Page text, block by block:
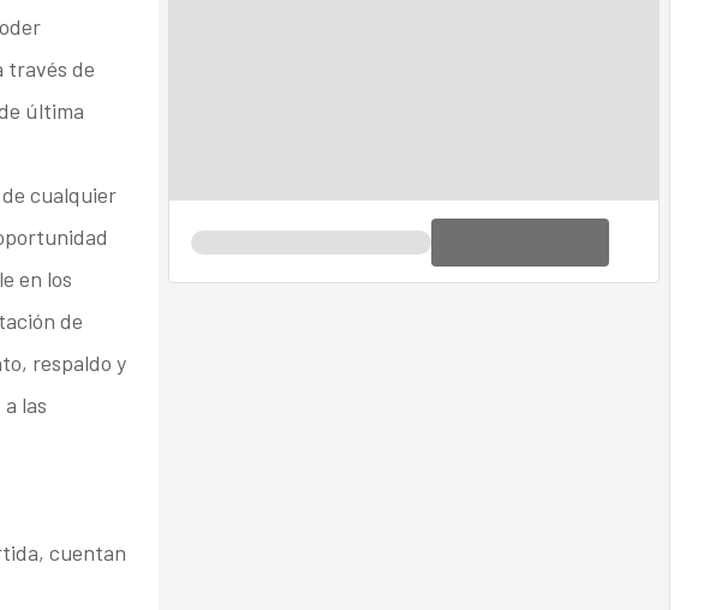
través de
última
cualquier
en los
de
respaldo y
las
cuentan